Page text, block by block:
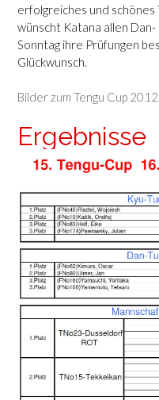
erfolgreiches und
wünscht Katana allen
Sonntag ihre Prüfungen
Glückwunsch.
Bilder zum Tengu Cup
Ergebnisse